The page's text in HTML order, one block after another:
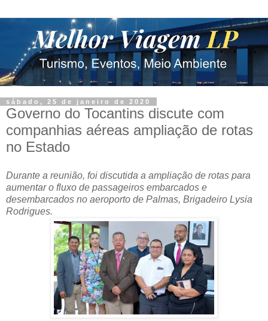
sábado, 25 de janeiro de 2020
Governo do Tocantins discute com
companhias aéreas ampliação de rotas
no Estado
Durante a reunião, foi discutida a ampliação de rotas para
aumentar o fluxo de passageiros embarcados e
desembarcados no aeroporto de Palmas, Brigadeiro Lysia
Rodrigues.